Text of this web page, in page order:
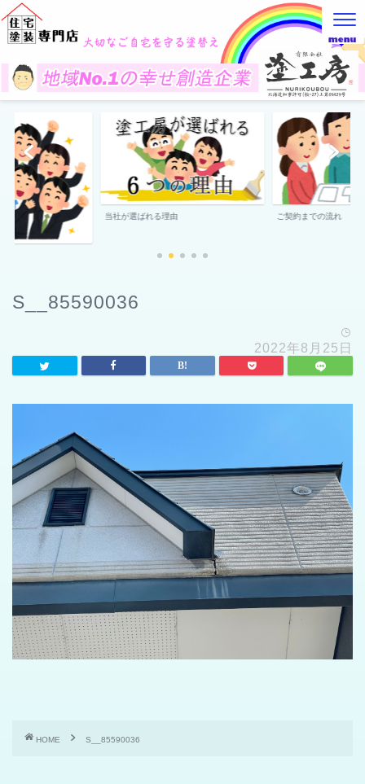
当社が選ばれる理由 ご契約までの流れ
S__85590036
2022年8月25日
HOME S__85590036